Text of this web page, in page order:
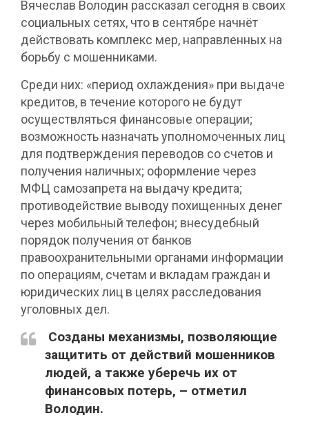
Вячеслав Володин рассказал сегодня в своих
социальных сетях, что в сентябре начнёт
действовать комплекс мер, направленных на
борьбу с мошенниками.
Среди них: «период охлаждения» при выдаче
кредитов, в течение которого не будут
осуществляться финансовые операции;
возможность назначать уполномоченных лиц
для подтверждения переводов со счетов и
получения наличных; оформление через
МФЦ самозапрета на выдачу кредита;
противодействие выводу похищенных денег
через мобильный телефон; внесудебный
порядок получения от банков
правоохранительными органами информации
по операциям, счетам и вкладам граждан и
юридических лиц в целях расследования
уголовных дел.
Созданы механизмы, позволяющие
защитить от действий мошенников
людей, а также уберечь их от
финансовых потерь, – отметил
Володин.